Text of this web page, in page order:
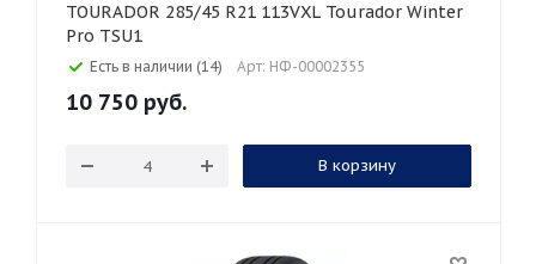
TOURADOR 285/45 R21 113VXL Tourador Winter
Pro TSU1
Есть в наличии (14) Арт: НФ-00002355
10 750 руб.
В корзину